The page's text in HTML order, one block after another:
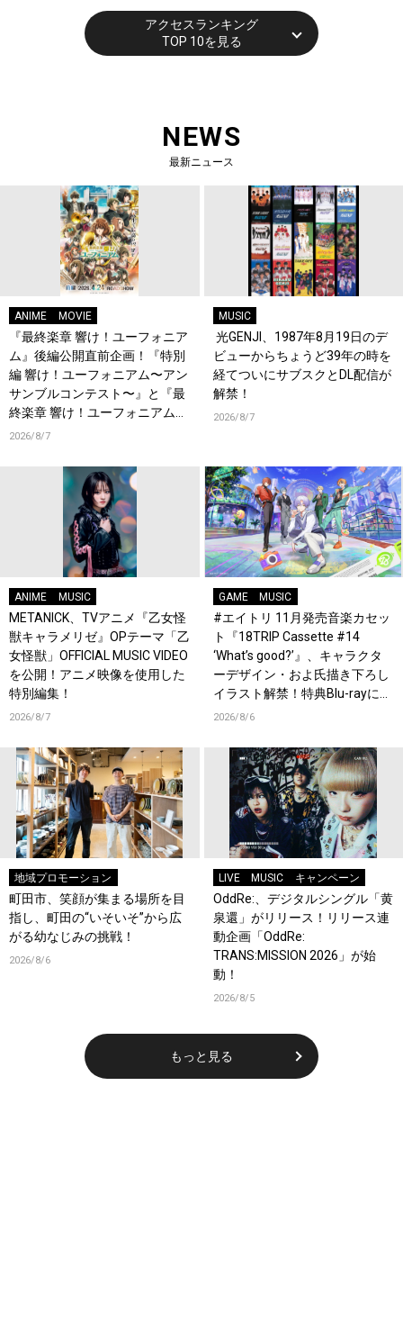
アクセスランキング
TOP 10を見る
NEWS
最新ニュース
ANIME MOVIE
『最終楽章 響け！ユーフォニア
ム』後編公開直前企画！『特別
編 響け！ユーフォニアム〜アン
サンブルコンテスト〜』と『最
終楽章 響け！ユーフォニアム』
前編の一挙上映が決定！
2026/8/7
MUSIC
光GENJI、1987年8月19日のデ
ビューからちょうど39年の時を
経てついにサブスクとDL配信が
解禁！
2026/8/7
ANIME MUSIC
METANICK、TVアニメ『乙女怪
獣キャラメリゼ』OPテーマ「乙
女怪獣」OFFICIAL MUSIC VIDEO
を公開！アニメ映像を使用した
特別編集！
2026/8/7
GAME MUSIC
#エイトリ 11月発売音楽カセッ
ト『18TRIP Cassette #14
‘What’s good?’』、キャラクタ
ーデザイン・およ氏描き下ろし
イラスト解禁！特典Blu-rayには
『HAMAツアーズ全体会議』が
2026/8/6
地域プロモーション
町田市、笑顔が集まる場所を目
指し、町田の“いそいそ”から広
がる幼なじみの挑戦！
2026/8/6
LIVE MUSIC キャンペーン
OddRe:、デジタルシングル「黄
泉還」がリリース！リリース連
動企画「OddRe:
TRANS:MISSION 2026」が始
動！
2026/8/5
もっと見る